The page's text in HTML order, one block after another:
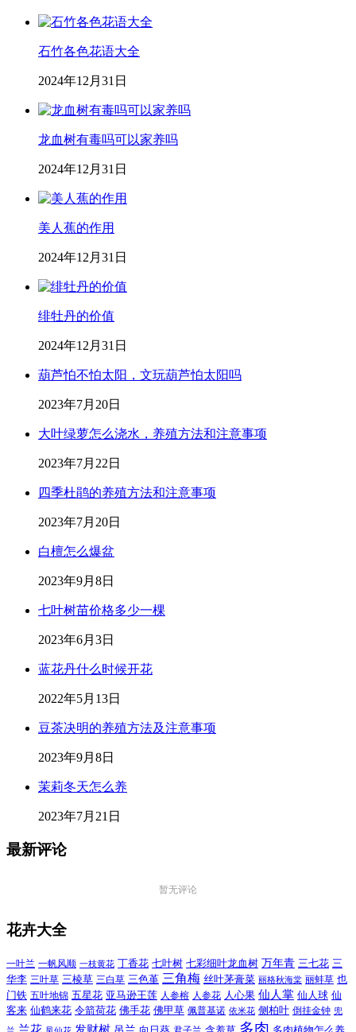
石竹各色花语大全
2024年12月31日
龙血树有毒吗可以家养吗
2024年12月31日
美人蕉的作用
2024年12月31日
绯牡丹的价值
2024年12月31日
葫芦怕不怕太阳，文玩葫芦怕太阳吗
2023年7月20日
大叶绿萝怎么浇水，养殖方法和注意事项
2023年7月22日
四季杜鹃的养殖方法和注意事项
2023年7月20日
白檀怎么爆盆
2023年9月8日
七叶树苗价格多少一棵
2023年6月3日
蓝花丹什么时候开花
2022年5月13日
豆茶决明的养殖方法及注意事项
2023年9月8日
茉莉冬天怎么养
2023年7月21日
最新评论
暂无评论
花卉大全
一叶兰 一帆风顺 一枝黄花 丁香花 七叶树 七彩细叶龙血树 万年青 三七花 三
华李 三叶草 三棱草 三白草 三色堇 三角梅 丝叶茅膏菜 丽格秋海棠 丽蚌草 也
门铁 五叶地锦 五星花 亚马逊王莲 人参榕 人参花 人心果 仙人掌 仙人球 仙
客来 仙鹤来花 令箭荷花 佛手花 佛甲草 佩普基诺 依米花 侧柏叶 倒挂金钟 兜
兰花 发财树 多肉